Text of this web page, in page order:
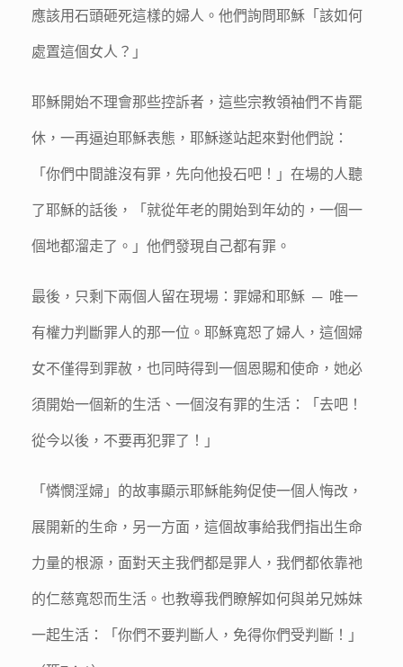
應該用石頭砸死這樣的婦人。他們詢問耶穌「該如何
處置這個女人？」
耶穌開始不理會那些控訴者，這些宗教領袖們不肯罷
休，一再逼迫耶穌表態，耶穌遂站起來對他們說：
「你們中間誰沒有罪，先向他投石吧！」在場的人聽
了耶穌的話後，「就從年老的開始到年幼的，一個一
個地都溜走了。」他們發現自己都有罪。
最後，只剩下兩個人留在現場：罪婦和耶穌 ─ 唯一
有權力判斷罪人的那一位。耶穌寬恕了婦人，這個婦
女不僅得到罪赦，也同時得到一個恩賜和使命，她必
須開始一個新的生活、一個沒有罪的生活：「去吧！
從今以後，不要再犯罪了！」
「憐憫淫婦」的故事顯示耶穌能夠促使一個人悔改，
展開新的生命，另一方面，這個故事給我們指出生命
力量的根源，面對天主我們都是罪人，我們都依靠祂
的仁慈寬恕而生活。也教導我們瞭解如何與弟兄姊妹
一起生活：「你們不要判斷人，免得你們受判斷！」